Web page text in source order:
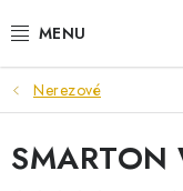
na
TELEFONY, TABLETY
POČÍTAČE,
Nerezové